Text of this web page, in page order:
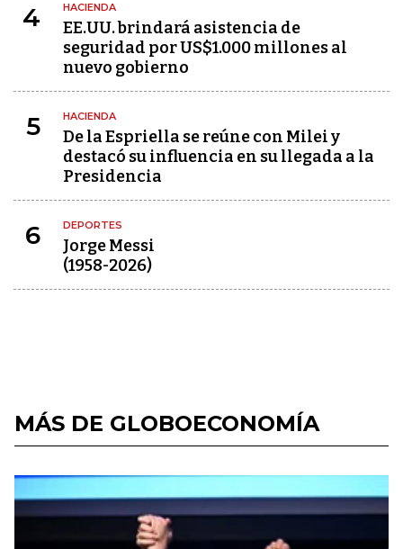
4 HACIENDA
EE.UU. brindará asistencia de
seguridad por US$1.000 millones al
nuevo gobierno
5 HACIENDA
De la Espriella se reúne con Milei y
destacó su influencia en su llegada a la
Presidencia
6 DEPORTES
Jorge Messi
(1958-2026)
MÁS DE GLOBOECONOMÍA